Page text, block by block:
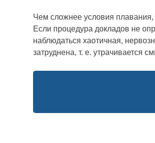
Чем сложнее условия
Если процедура докладов не
наблюдаться хаотичная,
затруднена, т. е. утрачивается